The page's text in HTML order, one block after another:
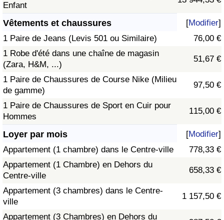
Enfant
Vêtements et chaussures [Modifier]
1 Paire de Jeans (Levis 501 ou Similaire)
76,00 €
1 Robe d'été dans une chaîne de magasin
(Zara, H&M, ...)
51,67 €
1 Paire de Chaussures de Course Nike (Milieu
de gamme)
97,50 €
1 Paire de Chaussures de Sport en Cuir pour
Hommes
115,00 €
Loyer par mois [Modifier]
Appartement (1 chambre) dans le Centre-ville
778,33 €
Appartement (1 Chambre) en Dehors du
Centre-ville
658,33 €
Appartement (3 chambres) dans le Centre-
ville
1 157,50 €
Appartement (3 Chambres) en Dehors du